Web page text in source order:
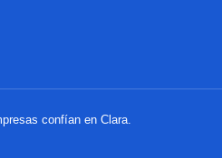
confían en Clara.